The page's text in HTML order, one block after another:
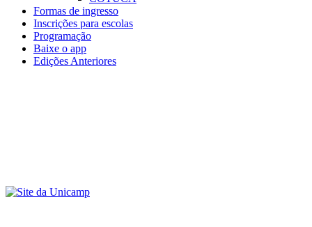
Formas de ingresso
Inscrições para escolas
Programação
Baixe o app
Edições Anteriores